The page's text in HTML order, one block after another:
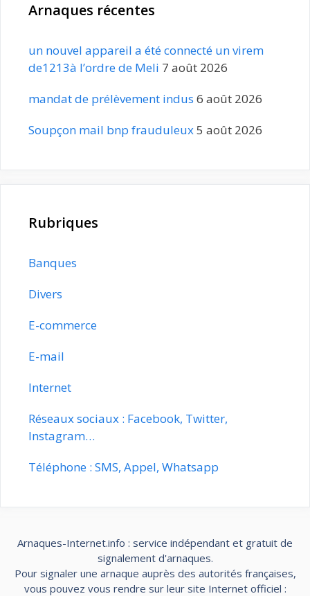
Arnaques récentes
un nouvel appareil a été connecté un virem
de1213à l’ordre de Meli 7 août 2026
mandat de prélèvement indus 6 août 2026
Soupçon mail bnp frauduleux5 août 2026
Rubriques
Banques
Divers
E-commerce
E-mail
Internet
Réseaux sociaux : Facebook, Twitter,
Instagram…
Téléphone : SMS, Appel, Whatsapp
Arnaques-Internet.info : service indépendant et gratuit de
signalement d'arnaques.
Pour signaler une arnaque auprès des autorités françaises,
vous pouvez vous rendre sur leur site Internet officiel :